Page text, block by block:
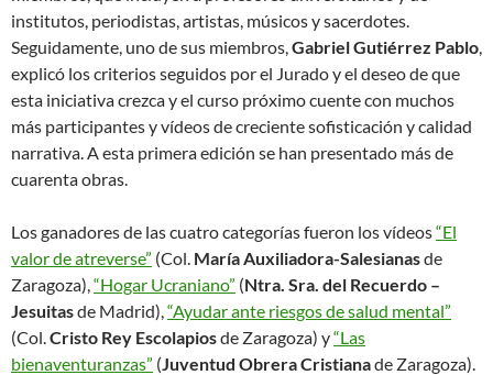
institutos, periodistas, artistas, músicos y sacerdotes.
Seguidamente, uno de sus miembros, Gabriel Gutiérrez Pablo
explicó los criterios seguidos por el Jurado y el deseo de que
esta iniciativa crezca y el curso próximo cuente con muchos
más participantes y vídeos de creciente sofisticación y calidad
narrativa. A esta primera edición se han presentado más de
cuarenta obras.
Los ganadores de las cuatro categorías fueron los vídeos“El
valor de atreverse” (Col. María Auxiliadora-Salesianasde
Zaragoza), “Hogar Ucraniano” (Ntra. Sra. del Recuerdo –
Jesuitasde Madrid), “Ayudar ante riesgos de salud mental”
(Col. Cristo Rey Escolapiosde Zaragoza) y“Las
bienaventuranzas” ( Juventud Obrera Cristianade Zaragoza).